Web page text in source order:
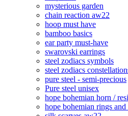
mysterious garden
chain reaction aw22
hoop must have
bamboo basics
ear party must-have
swarovski earrings
steel zodiacs symbols
steel zodiacs
pure steel - semi-precious
Pure steel unisex
hope bohemian horn /
hope bohemian rings and